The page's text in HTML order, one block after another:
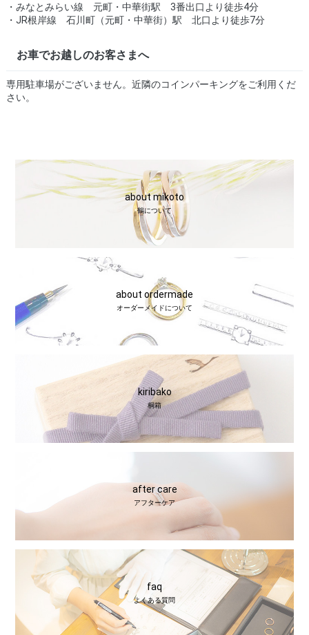
・みなとみらい線 元町・中華街駅 3番出口より徒歩4分
・JR根岸線 石川町（元町・中華街）駅 北口より徒歩7分
お車でお越しのお客さまへ
専用駐車場がございません。近隣のコインパーキングをご利用くだ
さい。
about mikoto
鶴について
about ordermade
オーダーメイドについて
kiribako
桐箱
after care
アフターケア
faq
よくある質問